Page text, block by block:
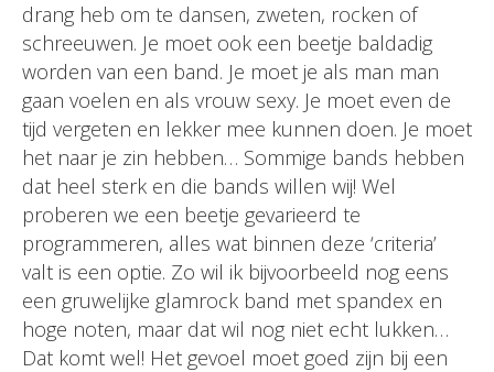
drang heb om te dansen, zweten, rocken of
schreeuwen. Je moet ook een beetje baldadig
worden van een band. Je moet je als man man
gaan voelen en als vrouw sexy. Je moet even de
tijd vergeten en lekker mee kunnen doen. Je moet
het naar je zin hebben… Sommige bands hebben
dat heel sterk en die bands willen wij! Wel
proberen we een beetje gevarieerd te
programmeren, alles wat binnen deze ‘criteria’
valt is een optie. Zo wil ik bijvoorbeeld nog eens
een gruwelijke glamrock band met spandex en
hoge noten, maar dat wil nog niet echt lukken…
Dat komt wel! Het gevoel moet goed zijn bij een